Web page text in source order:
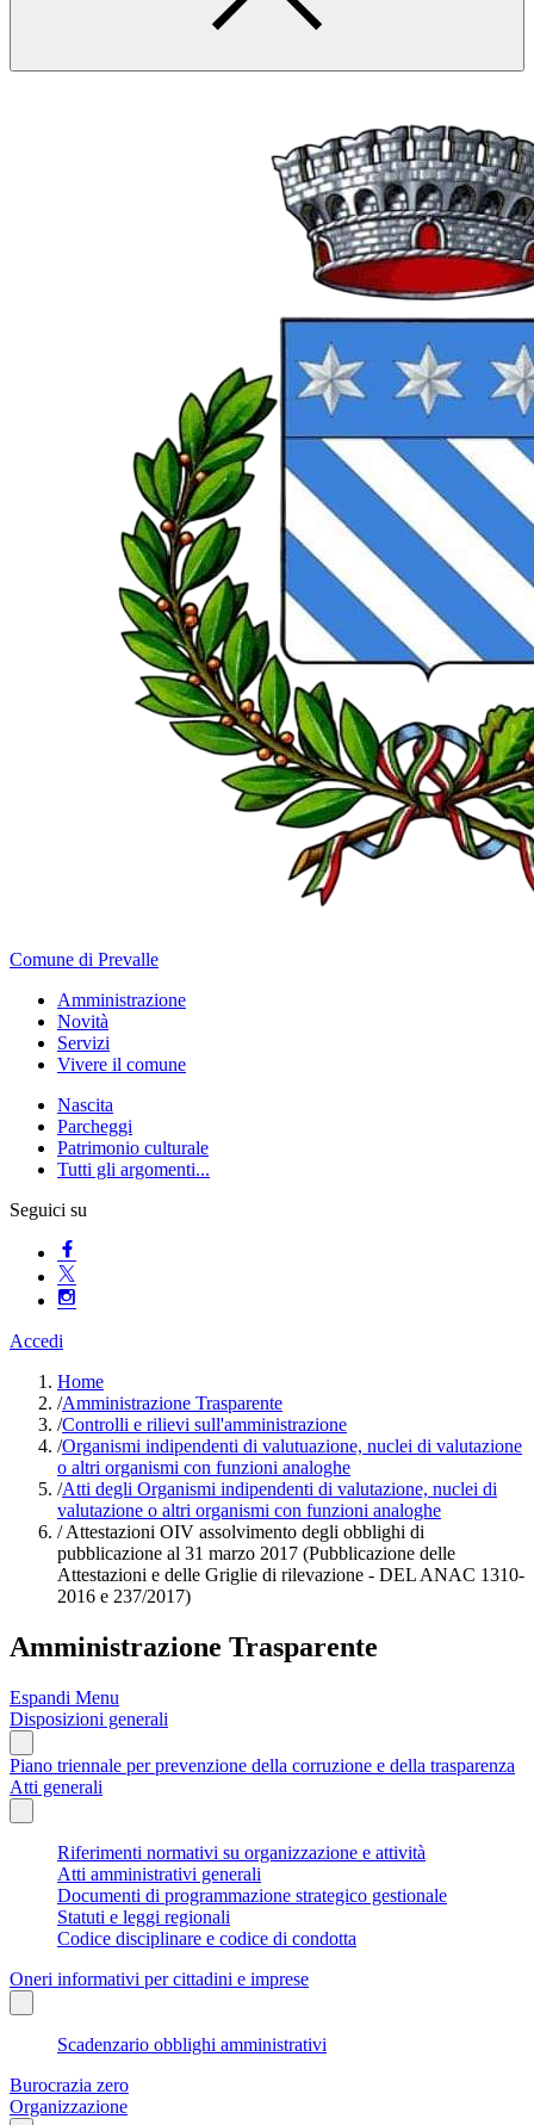
Comune di Prevalle
Amministrazione
Novità
Servizi
Vivere il comune
Nascita
Parcheggi
Patrimonio culturale
Tutti gli argomenti...
Seguici su
Accedi
Home
/Amministrazione Trasparente
/Controlli e rilievi sull'amministrazione
/Organismi indipendenti di valutuazione, nuclei di valutazione
o altri organismi con funzioni analoghe
/Atti degli Organismi indipendenti di valutazione, nuclei di
valutazione o altri organismi con funzioni analoghe
/Attestazioni OIV assolvimento degli obblighi di
pubblicazione al 31 marzo 2017 (Pubblicazione delle
Attestazioni e delle Griglie di rilevazione - DEL ANAC 1310-
2016 e 237/2017)
Amministrazione Trasparente
Espandi Menu
Disposizioni generali
Piano triennale per prevenzione della corruzione e della trasparenza
Atti generali
Riferimenti normativi su organizzazione e attività
Atti amministrativi generali
Documenti di programmazione strategico gestionale
Statuti e leggi regionali
Codice disciplinare e codice di condotta
Oneri informativi per cittadini e imprese
Scadenzario obblighi amministrativi
Burocrazia zero
Organizzazione